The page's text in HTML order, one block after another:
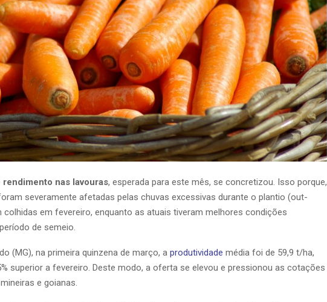
rendimento nas lavouras, esperada para este mês, se concretizou. Isso porque,
severamente afetadas pelas chuvas excessivas durante o plantio (out-
em fevereiro, enquanto as atuais tiveram melhores condições
de semeio.
(MG), na primeira quinzena de março, a produtividade média foi de 59,9 t/ha,
superior a fevereiro. Deste modo, a oferta se elevou e pressionou as cotações
e goianas.